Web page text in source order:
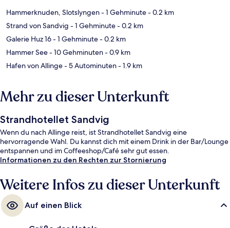
Hammerknuden, Slotslyngen- 1 Gehminute- 0.2 km
Strand von Sandvig - 1 Gehminute- 0.2 km
Galerie Huz 16- 1 Gehminute- 0.2 km
Hammer See- 10 Gehminuten- 0.9 km
Hafen von Allinge- 5 Autominuten- 1.9 km
Mehr zu dieser Unterkunft
Strandhotellet Sandvig
Wenn du nach Allinge reist, ist Strandhotellet Sandvig eine
hervorragende Wahl. Du kannst dich mit einem Drink in der Bar/Lounge
entspannen und im Coffeeshop/Café sehr gut essen.
Informationen zu den Rechten zur Stornierung
Weitere Infos zu dieser Unterkunft
Auf einen Blick